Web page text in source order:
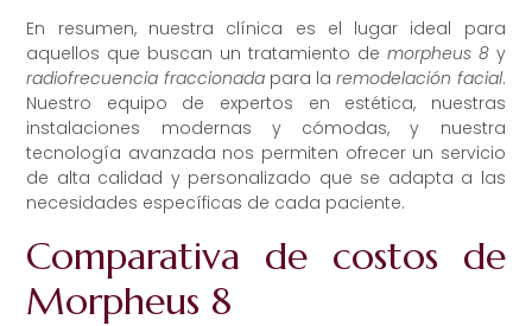
En resumen, nuestra clínica es el lugar ideal para
aquellos que buscan un tratamiento de morpheus 8y
radiofrecuencia fraccionadapara laremodelación facial.
Nuestro equipo de expertos en estética, nuestras
instalaciones modernas y cómodas, y nuestra
tecnología avanzada nos permiten ofrecer un servicio
de alta calidad y personalizado que se adapta a las
necesidades específicas de cada paciente.
Comparativa de costos de
Morpheus 8